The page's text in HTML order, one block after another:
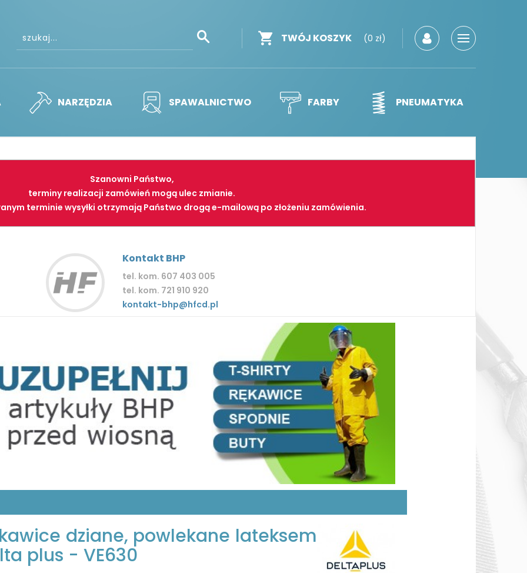
TWÓJ KOSZYK (0 zł)
NARZĘDZIA SPAWALNICTWO FARBY PNEUMATYKA
Szanowni Państwo,
terminy realizacji zamówień mogą ulec zmianie.
terminie wysyłki otrzymają Państwo drogą e-mailową po złożeniu zamówienia.
Kontakt BHP
tel. kom. 607 403 005
tel. kom. 721 910 920
kontakt-bhp@hfcd.pl
dziane, powlekane lateksem
plus - VE630